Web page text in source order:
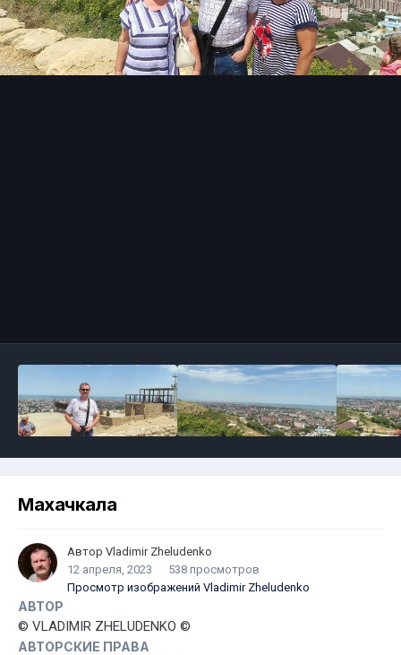
Махачкала
Автор Vladimir Zheludenko
12 апреля, 2023
538 просмотров
Просмотр изображений Vladimir Zheludenko
АВТОР
© VLADIMIR ZHELUDENKO ©
АВТОРСКИЕ ПРАВА